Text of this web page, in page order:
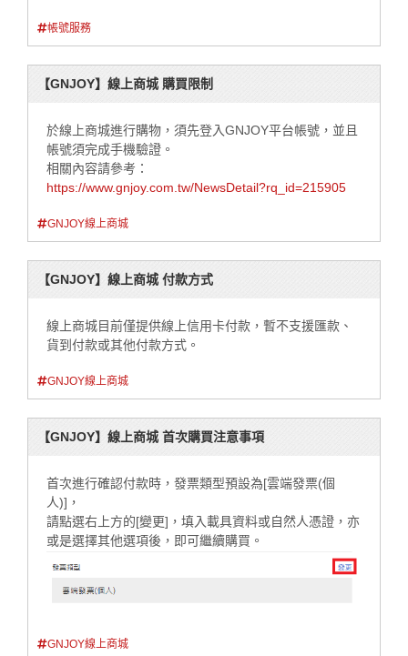
帳號服務
【GNJOY】線上商城 購買限制
於線上商城進行購物，須先登入GNJOY平台帳號，並且
帳號須完成手機驗證。
相關內容請參考：
https://www.gnjoy.com.tw/NewsDetail?rq_id=215905
GNJOY線上商城
【GNJOY】線上商城 付款方式
線上商城目前僅提供線上信用卡付款，暫不支援匯款、
貨到付款或其他付款方式。
GNJOY線上商城
【GNJOY】線上商城 首次購買注意事項
首次進行確認付款時，發票類型預設為[雲端發票(個
人)]，
請點選右上方的[變更]，填入載具資料或自然人憑證，亦
或是選擇其他選項後，即可繼續購買。
GNJOY線上商城